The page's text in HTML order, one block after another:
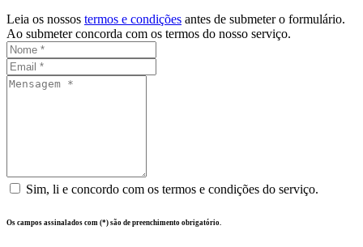
Leia os nossos termos e condições antes de submeter o formulário.
Ao submeter concorda com os termos do nosso serviço.
Sim, li e concordo com os termos e condições do serviço.
Os campos assinalados com (*) são de preenchimento obrigatório.